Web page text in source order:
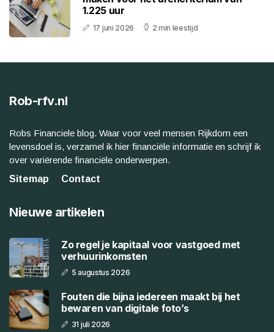
1.225 uur
17 juni 2026 2 min leestijd
Rob-rfv.nl
Robs Financiele blog. Waar voor veel mensen Rijkdom een
levensdoel is, verzamel ik hier financiële informatie en schrijf ik
over variërende financiële onderwerpen.
Sitemap
Contact
Nieuwe artikelen
Zo regel je kapitaal voor vastgoed met
verhuurinkomsten
5 augustus 2026
Fouten die bijna iedereen maakt bij het
bewaren van digitale foto’s
31 juli 2026